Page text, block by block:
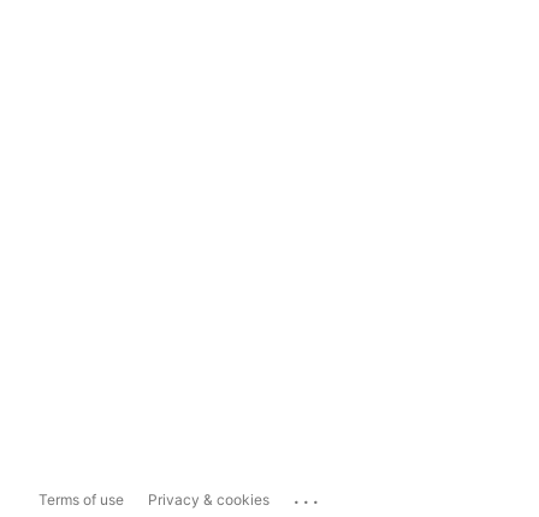
Terms of use Privacy & cookies ...